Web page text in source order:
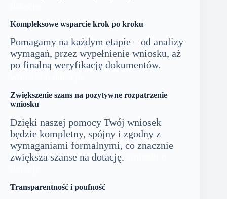
Kompleksowe wsparcie krok po kroku
Pomagamy na każdym etapie – od analizy
wymagań, przez wypełnienie wniosku, aż
po finalną weryfikację dokumentów.
Zwiększenie szans na pozytywne rozpatrzenie
wniosku
Dzięki naszej pomocy Twój wniosek
będzie kompletny, spójny i zgodny z
wymaganiami formalnymi, co znacznie
zwiększa szanse na dotację.
Transparentność i poufność